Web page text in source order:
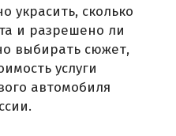
украсить, сколько
и разрешено ли
выбирать сюжет,
услуги
автомобиля